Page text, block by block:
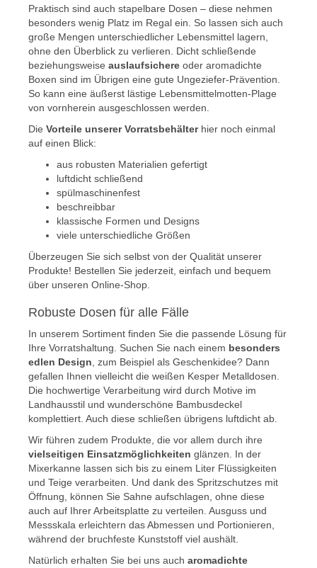
Praktisch sind auch stapelbare Dosen – diese nehmen
besonders wenig Platz im Regal ein. So lassen sich auch
große Mengen unterschiedlicher Lebensmittel lagern,
ohne den Überblick zu verlieren. Dicht schließende
beziehungsweise auslaufsichere oder aromadichte
Boxen sind im Übrigen eine gute Ungeziefer-Prävention.
So kann eine äußerst lästige Lebensmittelmotten-Plage
von vornherein ausgeschlossen werden.
Die Vorteile unserer Vorratsbehälterhier noch einmal
auf einen Blick:
aus robusten Materialien gefertigt
luftdicht schließend
spülmaschinenfest
beschreibbar
klassische Formen und Designs
viele unterschiedliche Größen
Überzeugen Sie sich selbst von der Qualität unserer
Produkte! Bestellen Sie jederzeit, einfach und bequem
über unseren Online-Shop.
Robuste Dosen für alle Fälle
In unserem Sortiment finden Sie die passende Lösung für
Ihre Vorratshaltung. Suchen Sie nach einem besonders
edlen Design , zum Beispiel als Geschenkidee? Dann
gefallen Ihnen vielleicht die weißen Kesper Metalldosen.
Die hochwertige Verarbeitung wird durch Motive im
Landhausstil und wunderschöne Bambusdeckel
komplettiert. Auch diese schließen übrigens luftdicht ab.
Wir führen zudem Produkte, die vor allem durch ihre
vielseitigen Einsatzmöglichkeiten glänzen. In der
Mixerkanne lassen sich bis zu einem Liter Flüssigkeiten
und Teige verarbeiten. Und dank des Spritzschutzes mit
Öffnung, können Sie Sahne aufschlagen, ohne diese
auch auf Ihrer Arbeitsplatte zu verteilen. Ausguss und
Messskala erleichtern das Abmessen und Portionieren,
während der bruchfeste Kunststoff viel aushält.
Natürlich erhalten Sie bei uns auch aromadichte